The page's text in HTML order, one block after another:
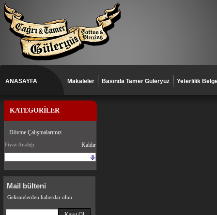
ANASAYFA Makaleler Basında Tamer Güleryüz Yeterlilik
KATEGORİLER
Dövme Çalışmalarımız
Fiyat Aralığı Kaldır
Mail bülteni
Gelismelerden haberdar olun